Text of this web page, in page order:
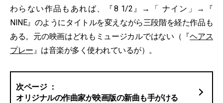
わらない作品もあれば、『8 1/2』→「 ナイン」→『
NINE』のようにタイトルを変えながら三段階を経た作品も
ある。元の映画はどれもミュージカルではない（『ヘアス
プレー』は音楽が多く使われているが）。
オリジナルの作曲家が映画版の新曲も手がける